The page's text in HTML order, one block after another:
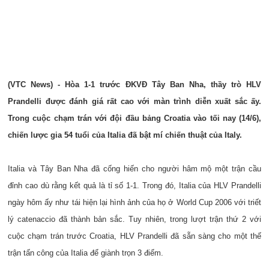
(VTC News) - Hòa 1-1 trước ĐKVĐ Tây Ban Nha, thầy trò HLV
Prandelli được đánh giá rất cao với màn trình diễn xuất sắc ấy.
Trong cuộc chạm trán với đội đầu bảng Croatia vào tối nay (14/6),
chiến lược gia 54 tuổi của Italia đã bật mí chiến thuật của Italy.
Italia và Tây Ban Nha đã cống hiến cho người hâm mộ một trận cầu
đỉnh cao dù rằng kết quả là tỉ số 1-1. Trong đó, Italia của HLV Prandelli
ngày hôm ấy như tái hiện lại hình ảnh của họ ở World Cup 2006 với triết
lý catenaccio đã thành bản sắc. Tuy nhiên, trong lượt trận thứ 2 với
cuộc chạm trán trước Croatia, HLV Prandelli đã sẵn sàng cho một thế
trận tấn công của Italia để giành trọn 3 điểm.